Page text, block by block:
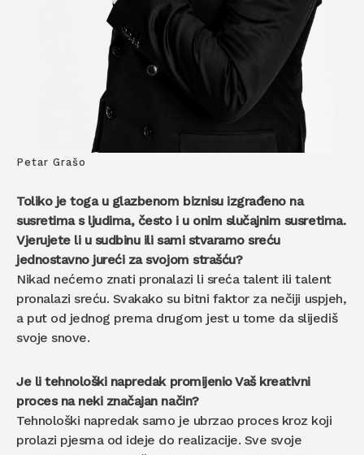
Petar Grašo
Toliko je toga u glazbenom biznisu izgrađeno na
susretima s ljudima, često i u onim slučajnim susretima.
Vjerujete li u sudbinu ili sami stvaramo sreću
jednostavno jureći za svojom strašću?
Nikad nećemo znati pronalazi li sreća talent ili talent
pronalazi sreću. Svakako su bitni faktor za nečiji uspjeh,
a put od jednog prema drugom jest u tome da slijediš
svoje snove.
Je li tehnološki napredak promijenio Vaš kreativni
proces na neki značajan način?
Tehnološki napredak samo je ubrzao proces kroz koji
prolazi pjesma od ideje do realizacije. Sve svoje